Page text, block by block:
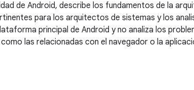
de Android, describe los fundamentos de la
para los arquitectos de sistemas y los
principal de Android y no analiza los
las relacionadas con el navegador o la